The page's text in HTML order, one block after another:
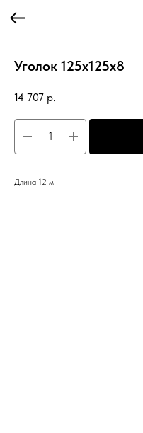
Уголок 125х125х8
14 707 р.
Длина 12 м